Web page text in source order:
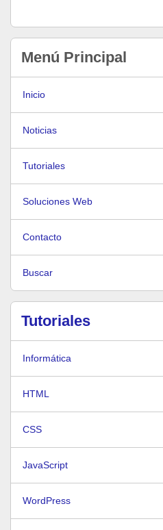
Menú Principal
Inicio
Noticias
Tutoriales
Soluciones Web
Contacto
Buscar
Tutoriales
Informática
HTML
CSS
JavaScript
WordPress